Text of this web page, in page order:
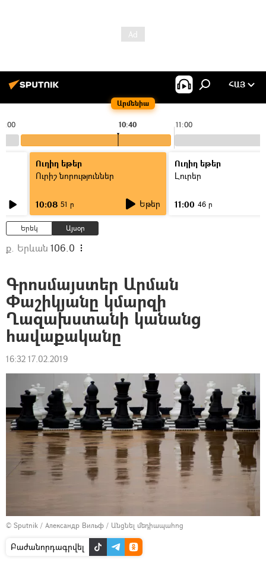
Արմենիա
ՀԱՅ
11:00
10:40
Ուղիղ եթեր
Ուրիշ նորություններ
10:08 51 ր Եթեր
Ուղիղ եթեր
Լուրեր
11:00 46 ր
Երեկ Այսօր
ք. Երևան 106.0
Գրոսմայստեր Արման
Փաշիկյանը կմարզի
Ղազախստանի կանանց
հավաքականը
16:32 17.02.2019
© Sputnik / Александр Вильф / Անցնել մեդիապահոց
Բաժանորդագրվել